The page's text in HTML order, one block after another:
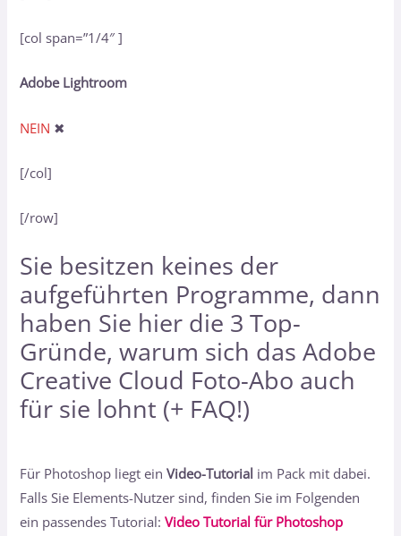
[col span=”1/4″ ]
Adobe Lightroom
NEIN ✖
[/col]
[/row]
Sie besitzen keines der
aufgeführten Programme, dann
haben Sie hier die 3 Top-
Gründe, warum sich das Adobe
Creative Cloud Foto-Abo auch
für sie lohnt (+ FAQ!)
Für Photoshop liegt einVideo-Tutorial im Pack mit dabei.
Falls Sie Elements-Nutzer sind, finden Sie im Folgenden
ein passendes Tutorial:Video Tutorial für Photoshop